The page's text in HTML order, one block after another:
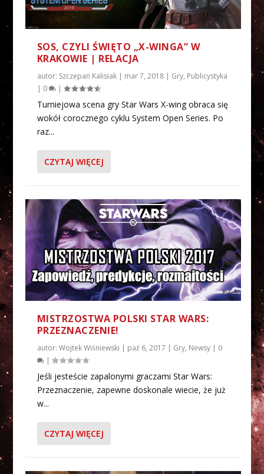
SOS, CZYLI ŚWIĘTO „X-WINGA” W
KRAKOWIE | RELACJA
autor: Szczepan Kalisiak| mar 7, 2018| Gry, Publicystyka
| 0 |
Turniejowa scena gry Star Wars X-wing obraca się
wokół corocznego cyklu System Open Series. Po
raz...
CZYTAJ WIĘCEJ
MISTRZOSTWA POLSKI STAR WARS:
PRZEZNACZENIE!
autor: Wojtek Wiśniewski paź 6, 2017 Gry, Newsy| 0
|
Jeśli jesteście zapalonymi graczami Star Wars:
Przeznaczenie, zapewne doskonale wiecie, że już
w...
CZYTAJ WIĘCEJ